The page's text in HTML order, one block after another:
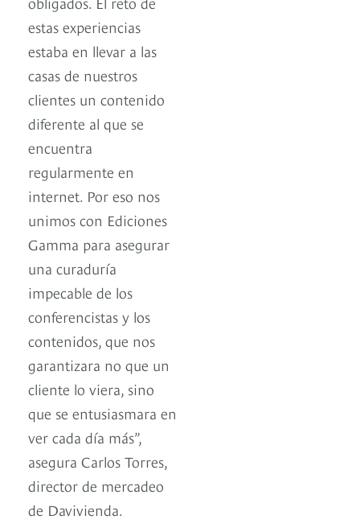
estas experiencias
estaba en llevar a las
casas de nuestros
clientes un contenido
diferente al que se
encuentra
regularmente en
internet. Por eso nos
unimos con Ediciones
Gamma para asegurar
una curaduría
impecable de los
conferencistas y los
contenidos, que nos
garantizara no que un
cliente lo viera, sino
que se entusiasmara en
ver cada día más”,
asegura Carlos Torres,
director de mercadeo
de Davivienda.